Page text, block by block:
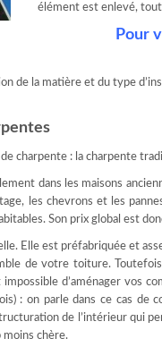
élément est enlevé, tout
Pour
de la matière et du type
charpente : la charpente
dans les maisons
les chevrons et les
Son prix global est
Elle est préfabriquée et
de votre toiture.
d’aménager vos
: on parle dans ce cas de
de l’intérieur qui
moins chère.